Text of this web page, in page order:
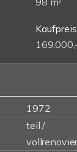
Kaufpreis
1972
teil /